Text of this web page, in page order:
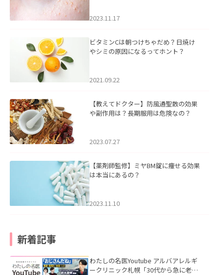
2023.11.17
ビタミンCは朝つけちゃだめ？日焼け
やシミの原因になるってホント？
2021.09.22
【教えてドクター】防風通聖散の効果
や副作用は？長期服用は危険なの？
2023.07.27
【薬剤師監修】ミヤBM錠に痩せる効果
は本当にあるの？
2023.11.10
新着記事
わたしの名医Youtube アルバアレルギ
ークリニック札幌「30代から急に老け